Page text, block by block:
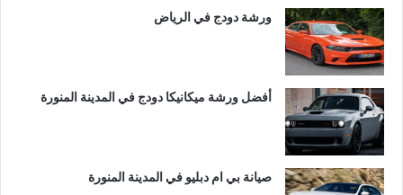
ورشة دودج في الرياض
أفضل ورشة ميكانيكا دودج في المدينة المنورة
صيانة بي ام دبليو في المدينة المنورة